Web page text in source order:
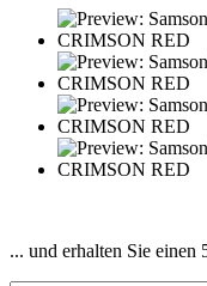
... und erhalten Sie